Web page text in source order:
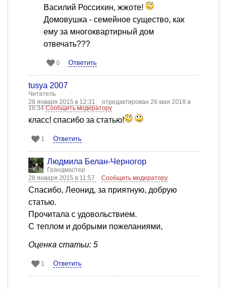
Василий Россихин, жжоте!
Домовушка - семейное существо, как
ему за многоквартирный дом
отвечать???
0 Ответить
tusya 2007
Читатель
28 января 2015 в 12:31
отредактирован 26 мая 2018 в
16:34Сообщить модератору
класс! спасибо за статью!
1 Ответить
Людмила Белан-Черногор
Грандмастер
28 января 2015 в 11:57
Сообщить модератору
Спасибо, Леонид, за приятную, добрую
статью.
Прочитала с удовольствием.
С теплом и добрыми пожеланиями,
Оценка статьи: 5
1 Ответить